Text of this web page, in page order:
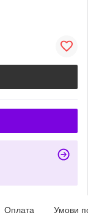
Оплата Умови